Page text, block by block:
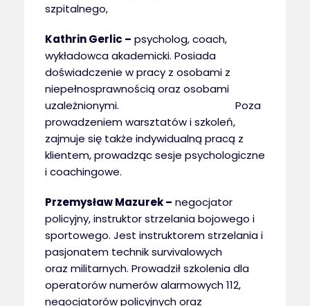
szpitalnego,
Kathrin Gerlic – psycholog, coach,
wykładowca akademicki. Posiada
doświadczenie w pracy z osobami z
niepełnosprawnością oraz osobami
uzależnionymi. Poza
prowadzeniem warsztatów i szkoleń,
zajmuje się także indywidualną pracą z
klientem, prowadząc sesje psychologiczne
i coachingowe.
Przemysław Mazurek – negocjator
policyjny, instruktor strzelania bojowego i
sportowego. Jest instruktorem strzelania i
pasjonatem technik survivalowych
oraz militarnych. Prowadził szkolenia dla
operatorów numerów alarmowych 112,
negocjatorów policyjnych oraz